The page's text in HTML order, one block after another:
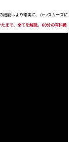
機能はより確実に、かつスムーズに
まで、全てを解説。60分の有料級